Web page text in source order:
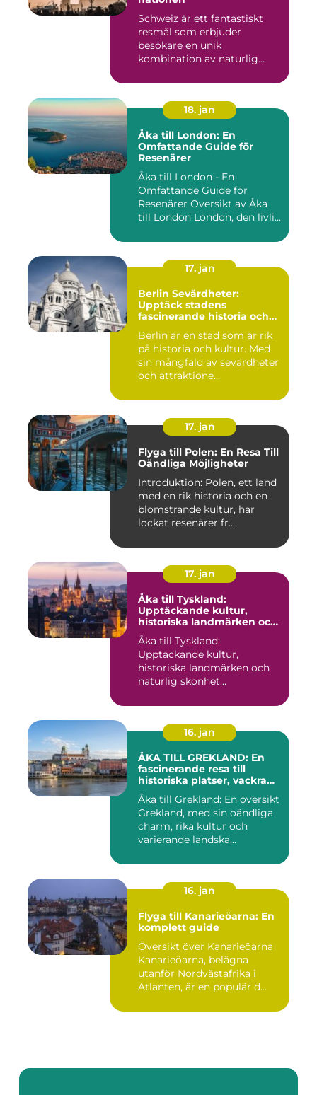
Schweiz är ett fantastiskt
resmål som erbjuder
besökare en unik
kombination av naturlig
18. jan
Åka till London: En
Omfattande Guide för
Resenärer
Åka till London - En
Omfattande Guide för
Resenärer Översikt av Åka
till London London, den livli...
17. jan
Berlin Sevärdheter:
Upptäck stadens
fascinerande historia och
Berlin är en stad som är rik
på historia och kultur. Med
sin mångfald av sevärdheter
och attraktione...
17. jan
Flyga till Polen: En Resa Till
Oändliga Möjligheter
Introduktion: Polen, ett land
med en rik historia och en
blomstrande kultur, har
lockat resenärer fr...
17. jan
Åka till Tyskland:
Upptäckande kultur,
historiska landmärken och
naturlig skönhet
Åka till Tyskland:
Upptäckande kultur,
historiska landmärken och
naturlig skönhet
16. jan
ÅKA TILL GREKLAND: En
fascinerande resa till
historiska platser, vackra
stränder och lockande
kulturer
Åka till Grekland: En översikt
Grekland, med sin oändliga
charm, rika kultur och
varierande landska...
16. jan
Flyga till Kanarieöarna: En
komplett guide
Översikt över Kanarieöarna
Kanarieöarna, belägna
utanför Nordvästafrika i
Atlanten, är en populär d...